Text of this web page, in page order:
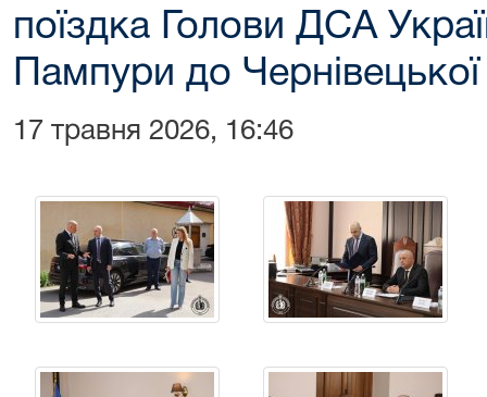
поїздка Голови ДСА
Пампури до Чернівецької
17 травня 2026, 16:46